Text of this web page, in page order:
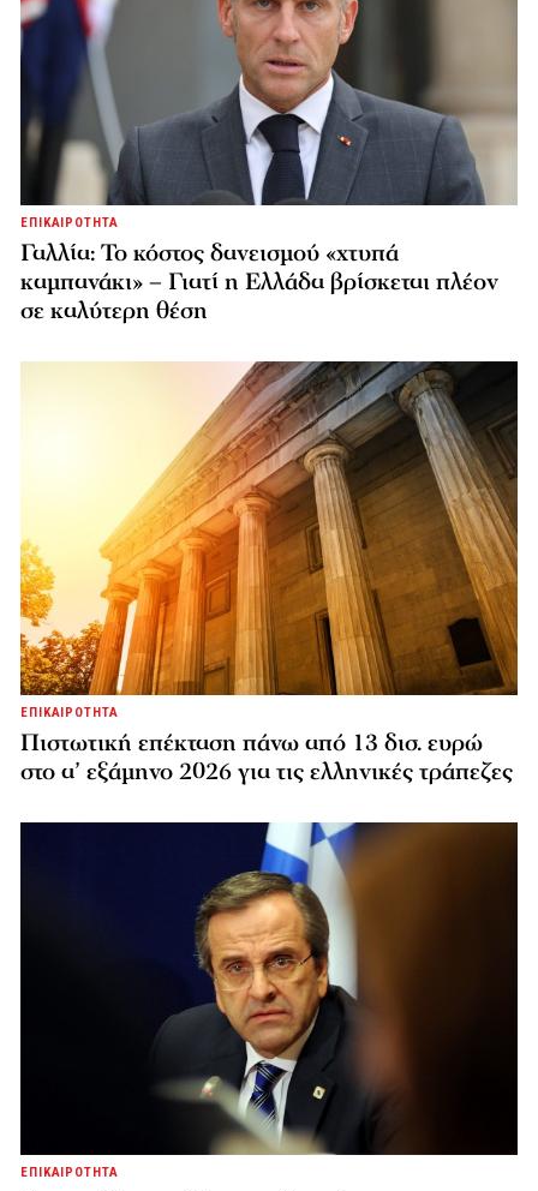
ΕΠΙΚΑΙΡΟΤΗΤΑ
Γαλλία: Το κόστος δανεισμού «χτυπά
καμπανάκι» – Γιατί η Ελλάδα βρίσκεται πλέον
σε καλύτερη θέση
ΕΠΙΚΑΙΡΟΤΗΤΑ
Πιστωτική επέκταση πάνω από 13 δισ. ευρώ
στο α’ εξάμηνο 2026 για τις ελληνικές τράπεζες
ΕΠΙΚΑΙΡΟΤΗΤΑ